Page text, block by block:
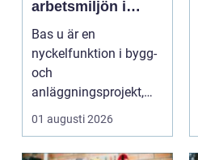
arbetsmiljön i
byggprojekt
Bas u är en
nyckelfunktion i bygg-
och
anläggningsprojekt,
med ansvar för att
arbetsm...
01 augusti 2026